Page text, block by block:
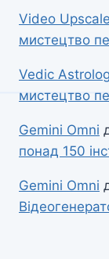
Video
мистецтво
Vedic
мистецтво
Gemini Omni
понад 150
Gemini Omni